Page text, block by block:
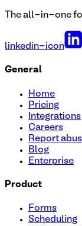
The all-in-one
linkedin-icon
General
Home
Pricing
Integrations
Careers
Report
Blog
Enterprise
Product
Forms
Scheduling